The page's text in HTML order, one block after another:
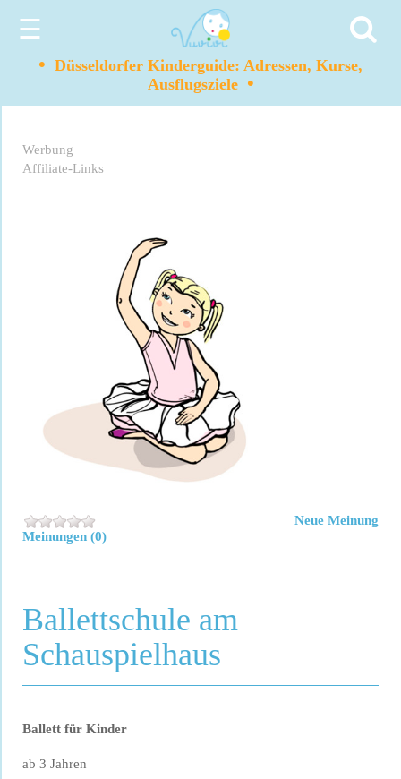
☰
• Düsseldorfer Kinderguide: Adressen, Kurse,
Ausflugsziele •
Werbung
Affiliate-Links
Meinungen (0)
Neue Meinung
Ballettschule am
Schauspielhaus
Ballett für Kinder
ab 3 Jahren